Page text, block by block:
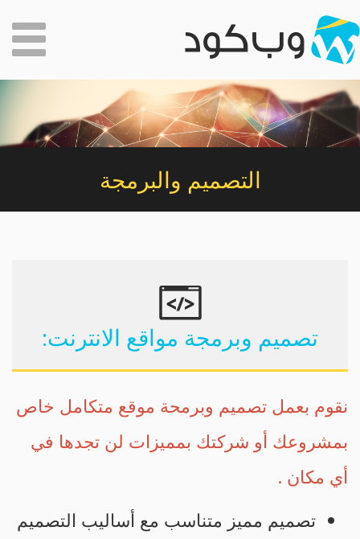
التصميم والبرمجة
تصميم وبرمجة مواقع الانترنت:
نقوم بعمل تصميم وبرمحة موقع متكامل خاص
بمشروعك أو شركتك بمميزات لن تجدها في
أي مكان .
تصميم مميز متناسب مع أساليب التصميم